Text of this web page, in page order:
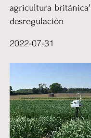
agricultura
desregulación
2022-07-31